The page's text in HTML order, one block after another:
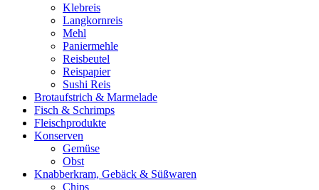
Klebreis
Langkornreis
Mehl
Paniermehle
Reisbeutel
Reispapier
Sushi Reis
Brotaufstrich & Marmelade
Fisch & Schrimps
Fleischprodukte
Konserven
Gemüse
Obst
Knabberkram, Gebäck & Süßwaren
Chips